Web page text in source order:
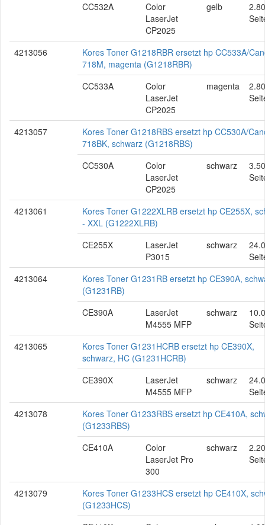
CC532A
Color
LaserJet
CP2025
gelb
4213056
Kores Toner G1218RBR ersetzt hp CC533A/
718M, magenta (G1218RBR)
CC533A
Color
LaserJet
CP2025
magenta
4213057
Kores Toner G1218RBS ersetzt hp CC530A/
718BK, schwarz (G1218RBS)
CC530A
Color
LaserJet
CP2025
schwarz
4213061
Kores Toner G1222XLRB ersetzt hp CE255X,
- XXL (G1222XLRB)
CE255X
LaserJet
P3015
schwarz
4213064
Kores Toner G1231RB ersetzt hp CE390A,
(G1231RB)
CE390A
LaserJet
M4555 MFP
schwarz
4213065
Kores Toner G1231HCRB ersetzt hp CE390X,
schwarz, HC (G1231HCRB)
CE390X
LaserJet
M4555 MFP
schwarz
4213078
Kores Toner G1233RBS ersetzt hp CE410A,
(G1233RBS)
CE410A
Color
LaserJet Pro
300
schwarz
4213079
Kores Toner G1233HCS ersetzt hp CE410X,
(G1233HCS)